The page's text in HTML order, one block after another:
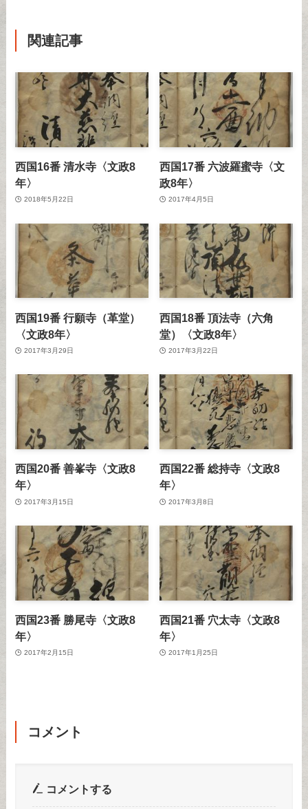
関連記事
西国16番 清水寺〈文政8
年〉
2018年5月22日
西国17番 六波羅蜜寺〈文
政8年〉
2017年4月5日
西国19番 行願寺（革堂）
〈文政8年〉
2017年3月29日
西国18番 頂法寺（六角
堂）〈文政8年〉
2017年3月22日
西国20番 善峯寺〈文政8
年〉
2017年3月15日
西国22番 総持寺〈文政8
年〉
2017年3月8日
西国23番 勝尾寺〈文政8
年〉
2017年2月15日
西国21番 穴太寺〈文政8
年〉
2017年1月25日
コメント
コメントする